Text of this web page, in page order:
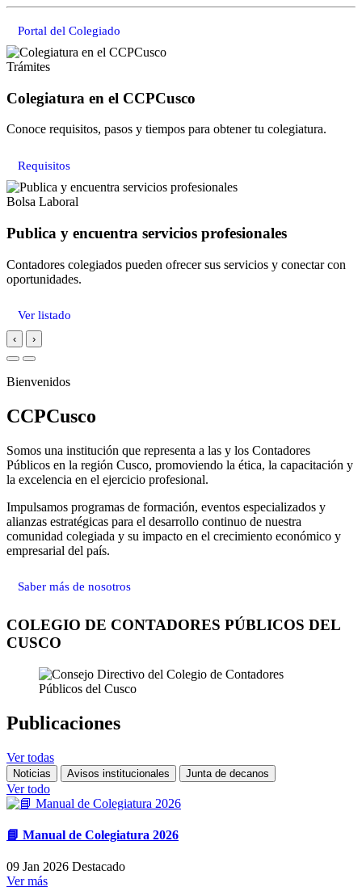
Portal del Colegiado
Trámites
Colegiatura en el CCPCusco
Conoce requisitos, pasos y tiempos para obtener tu colegiatura.
Requisitos
Bolsa Laboral
Publica y encuentra servicios profesionales
Contadores colegiados pueden ofrecer sus servicios y conectar con
oportunidades.
Ver listado
‹ ›
Bienvenidos
CCPCusco
Somos una institución que representa a las y los Contadores
Públicos en la región Cusco, promoviendo la ética, la capacitación y
la excelencia en el ejercicio profesional.
Impulsamos programas de formación, eventos especializados y
alianzas estratégicas para el desarrollo continuo de nuestra
comunidad colegiada y su impacto en el crecimiento económico y
empresarial del país.
Saber más de nosotros
COLEGIO DE CONTADORES PÚBLICOS DEL
CUSCO
Publicaciones
Ver todas
Noticias Avisos institucionales Junta de decanos
Ver todo
📘 Manual de Colegiatura 2026
09 Jan 2026 Destacado
Ver más